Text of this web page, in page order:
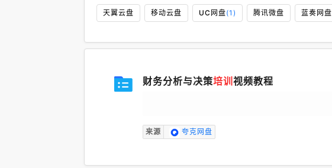
天翼云盘 移动云盘 UC网盘(1) 腾讯微盘 蓝奏网盘
财务分析与决策培训 视频教程
来源 夸克网盘